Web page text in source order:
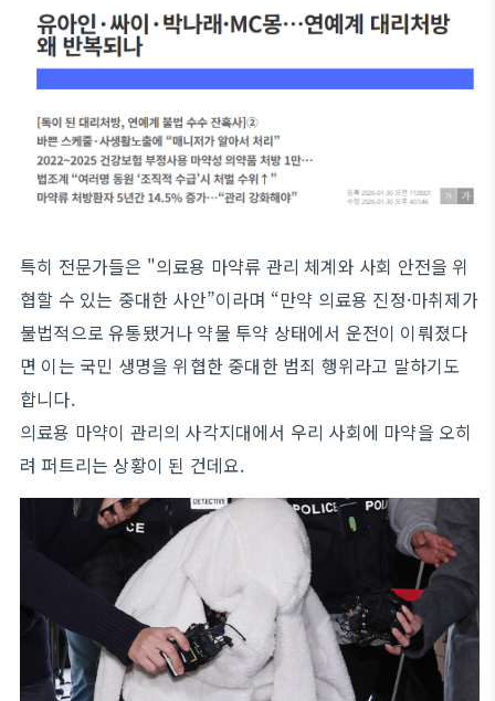
특히 전문가들은 "의료용 마약류 관리 체계와 사회 안전을 위
협할 수 있는 중대한 사안”이라며 “만약 의료용 진정·마취제가
불법적으로 유통됐거나 약물 투약 상태에서 운전이 이뤄졌다
면 이는 국민 생명을 위협한 중대한 범죄 행위라고 말하기도
합니다.
의료용 마약이 관리의 사각지대에서 우리 사회에 마약을 오히
려 퍼트리는 상황이 된 건데요.